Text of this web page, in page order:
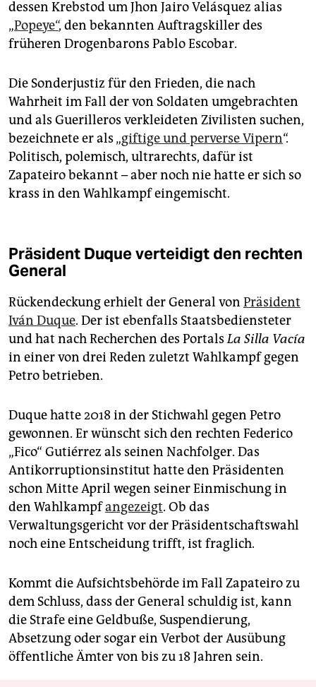
dessen Krebstod um Jhon Jairo Velásquez alias
„Popeye“, den bekannten Auftragskiller des
früheren Drogenbarons Pablo Escobar.
Die Sonderjustiz für den Frieden, die nach
Wahrheit im Fall der von Soldaten umgebrachten
und als Guerilleros verkleideten Zivilisten suchen,
bezeichnete er als „giftige und perverse Vipern“.
Politisch, polemisch, ultrarechts, dafür ist
Zapateiro bekannt – aber noch nie hatte er sich so
krass in den Wahlkampf eingemischt.
Präsident Duque verteidigt den rechten
General
Rückendeckung erhielt der General von Präsident
Iván Duque. Der ist ebenfalls Staatsbediensteter
und hat nach Recherchen des PortalsLa Silla Vacía
in einer von drei Reden zuletzt Wahlkampf gegen
Petro betrieben.
Duque hatte 2018 in der Stichwahl gegen Petro
gewonnen. Er wünscht sich den rechten Federico
„Fico“ Gutiérrez als seinen Nachfolger. Das
Antikorruptionsinstitut hatte den Präsidenten
schon Mitte April wegen seiner Einmischung in
den Wahlkampfangezeigt. Ob das
Verwaltungsgericht vor der Präsidentschaftswahl
noch eine Entscheidung trifft, ist fraglich.
Kommt die Aufsichtsbehörde im Fall Zapateiro zu
dem Schluss, dass der General schuldig ist, kann
die Strafe eine Geldbuße, Suspendierung,
Absetzung oder sogar ein Verbot der Ausübung
öffentliche Ämter von bis zu 18 Jahren sein.